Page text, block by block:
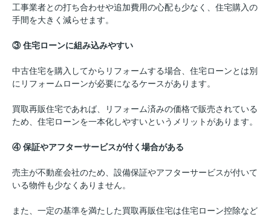
工事業者との打ち合わせや追加費用の心配も少なく、住宅購入の
手間を大きく減らせます。
③ 住宅ローンに組み込みやすい
中古住宅を購入してからリフォームする場合、住宅ローンとは別
にリフォームローンが必要になるケースがあります。
買取再販住宅であれば、リフォーム済みの価格で販売されている
ため、住宅ローンを一本化しやすいというメリットがあります。
④ 保証やアフターサービスが付く場合がある
売主が不動産会社のため、設備保証やアフターサービスが付いて
いる物件も少なくありません。
また、一定の基準を満たした買取再販住宅は住宅ローン控除など